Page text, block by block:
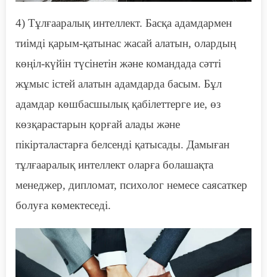
4) Тұлғааралық интеллект. Басқа адамдармен
тиімді қарым-қатынас жасай алатын, олардың
көңіл-күйін түсінетін және командада сәтті
жұмыс істей алатын адамдарда басым. Бұл
адамдар көшбасшылық қабілеттерге ие, өз
көзқарастарын қорғай алады және
пікірталастарға белсенді қатысады. Дамыған
тұлғааралық интеллект оларға болашақта
менеджер, дипломат, психолог немесе саясаткер
болуға көмектеседі.